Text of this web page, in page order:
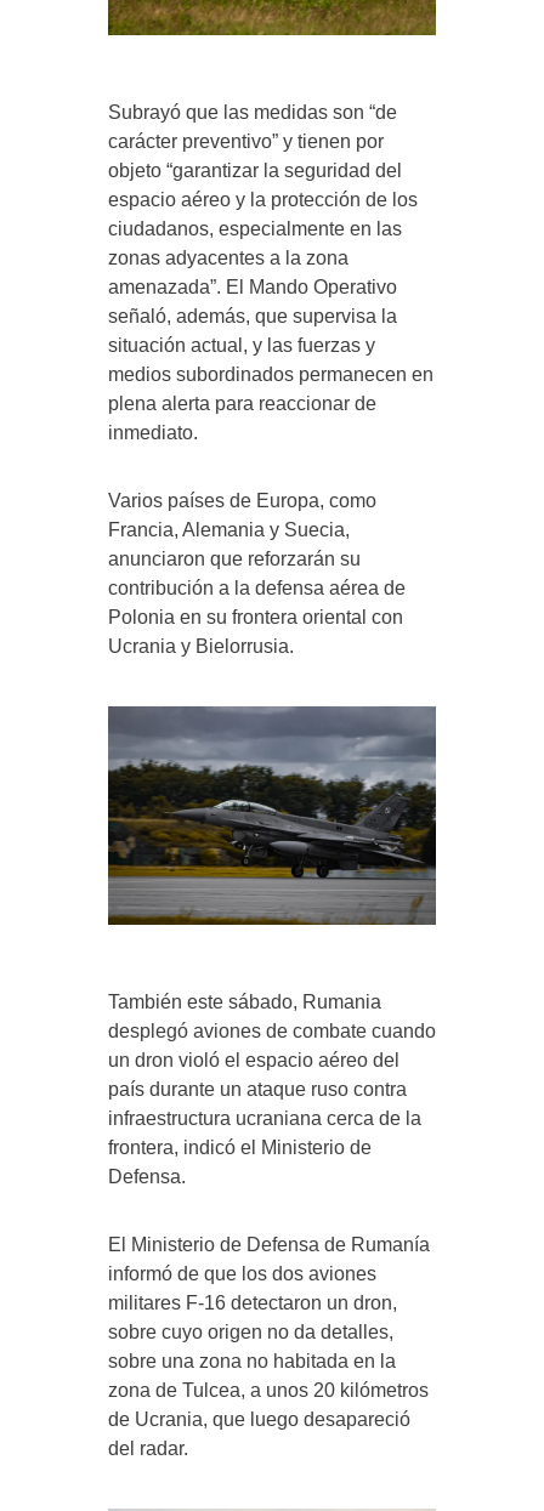
Subrayó que las medidas son “de
carácter preventivo” y tienen por
objeto “garantizar la seguridad del
espacio aéreo y la protección de los
ciudadanos, especialmente en las
zonas adyacentes a la zona
amenazada”. El Mando Operativo
señaló, además, que supervisa la
situación actual, y las fuerzas y
medios subordinados permanecen en
plena alerta para reaccionar de
inmediato.
Varios países de Europa, como
Francia, Alemania y Suecia,
anunciaron que reforzarán su
contribución a la defensa aérea de
Polonia en su frontera oriental con
Ucrania y Bielorrusia.
También este sábado, Rumania
desplegó aviones de combate cuando
un dron violó el espacio aéreo del
país durante un ataque ruso contra
infraestructura ucraniana cerca de la
frontera, indicó el Ministerio de
Defensa.
El Ministerio de Defensa de Rumanía
informó de que los dos aviones
militares F-16 detectaron un dron,
sobre cuyo origen no da detalles,
sobre una zona no habitada en la
zona de Tulcea, a unos 20 kilómetros
de Ucrania, que luego desapareció
del radar.